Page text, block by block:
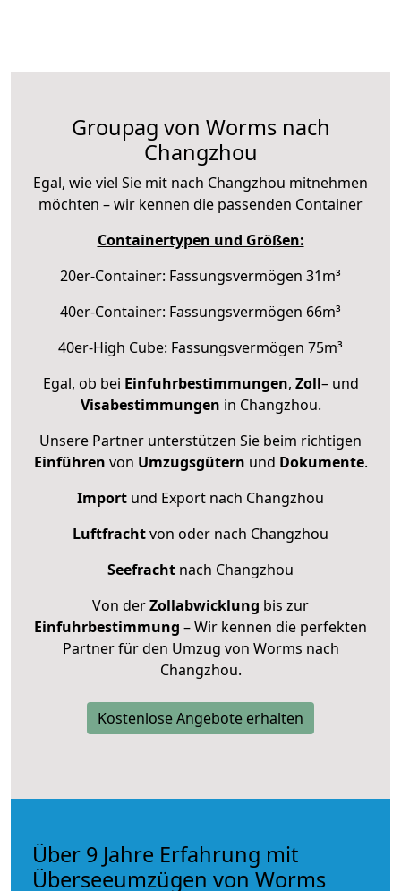
Groupag von Worms nach
Changzhou
Egal, wie viel Sie mit nach Changzhou mitnehmen
möchten – wir kennen die passenden Container
Containertypen und Größen:
20er-Container: Fassungsvermögen 31m³
40er-Container: Fassungsvermögen 66m³
40er-High Cube: Fassungsvermögen 75m³
Egal, ob bei Einfuhrbestimmungen, Zoll– und
Visabestimmungen in Changzhou.
Unsere Partner unterstützen Sie beim richtigen
Einführen von Umzugsgütern und Dokumente.
Import und Export nach Changzhou
Luftfrachtvon oder nach Changzhou
Seefracht nach Changzhou
Von derZollabwicklung bis zur
Einfuhrbestimmung – Wir kennen die perfekten
Partner für den Umzug von Worms nach
Changzhou.
Kostenlose Angebote erhalten
Über 9 Jahre Erfahrung mit
Überseeumzügen von Worms